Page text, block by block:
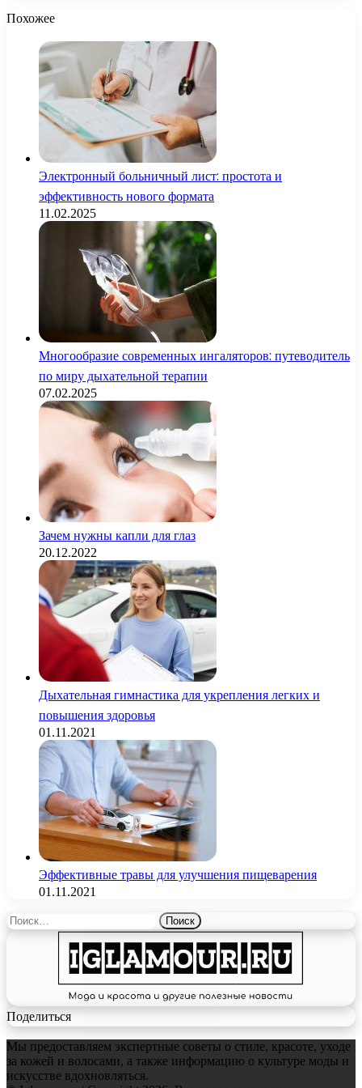
Похожее
Электронный больничный лист: простота и
эффективность нового формата
11.02.2025
Многообразие современных ингаляторов: путеводитель
по миру дыхательной терапии
07.02.2025
Зачем нужны капли для глаз
20.12.2022
Дыхательная гимнастика для укрепления легких и
повышения здоровья
01.11.2021
Эффективные травы для улучшения пищеварения
01.11.2021
Найти:
Поделиться
Мы предоставляем экспертные советы о стиле, красоте, уходе
за кожей и волосами, а также информацию о культуре моды и
искусстве вдохновляться.